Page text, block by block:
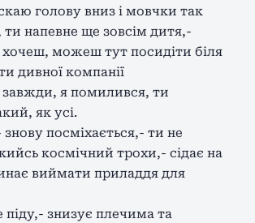
голову вниз і мовчки так
ти напевне ще зовсім дитя,-
хочеш, можеш тут посидіти біля
дивної компанії
завжди, я помилився, ти
як усі.
посміхається,- ти не
космічний трохи,- сідає на
виймати приладдя для
знизує плечима та